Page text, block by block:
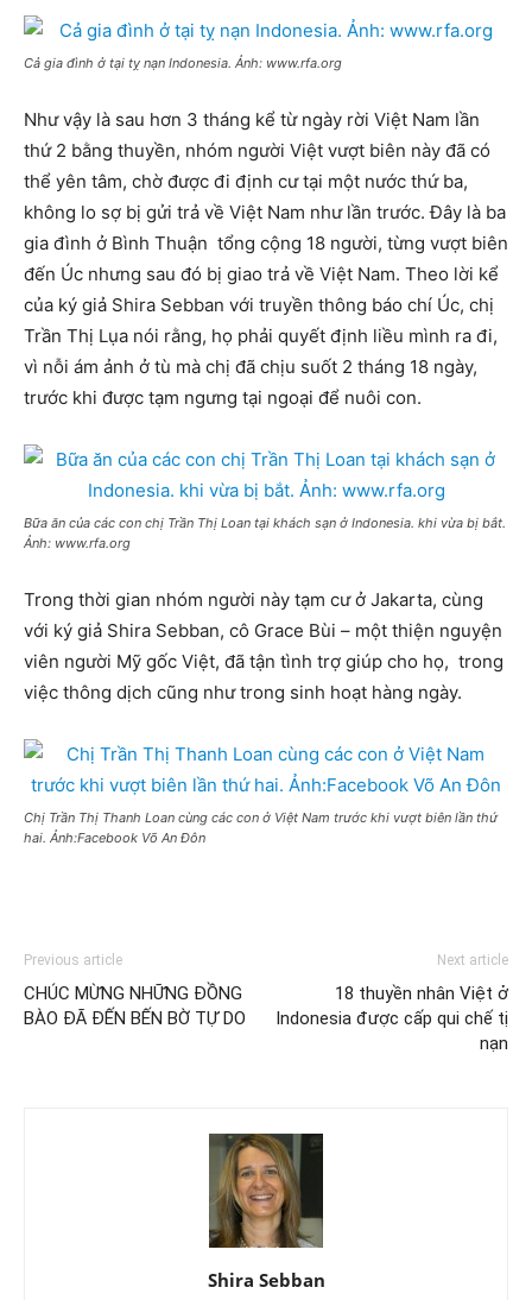
Cả gia đình ở tại tỵ nạn Indonesia. Ảnh: www.rfa.org
Như vậy là sau hơn 3 tháng kể từ ngày rời Việt Nam lần
thứ 2 bằng thuyền, nhóm người Việt vượt biên này đã có
thể yên tâm, chờ được đi định cư tại một nước thứ ba,
không lo sợ bị gửi trả về Việt Nam như lần trước. Đây là ba
gia đình ở Bình Thuận tổng cộng 18 người, từng vượt biên
đến Úc nhưng sau đó bị giao trả về Việt Nam. Theo lời kể
của ký giả Shira Sebban với truyền thông báo chí Úc, chị
Trần Thị Lụa nói rằng, họ phải quyết định liều mình ra đi,
vì nỗi ám ảnh ở tù mà chị đã chịu suốt 2 tháng 18 ngày,
trước khi được tạm ngưng tại ngoại để nuôi con.
Bữa ăn của các con chị Trần Thị Loan tại khách sạn ở Indonesia. khi vừa bị bắt.
Ảnh: www.rfa.org
Trong thời gian nhóm người này tạm cư ở Jakarta, cùng
với ký giả Shira Sebban, cô Grace Bùi – một thiện nguyện
viên người Mỹ gốc Việt, đã tận tình trợ giúp cho họ, trong
việc thông dịch cũng như trong sinh hoạt hàng ngày.
Chị Trần Thị Thanh Loan cùng các con ở Việt Nam trước khi vượt biên lần thứ
hai. Ảnh:Facebook Võ An Đôn
Previous article
CHÚC MỪNG NHỮNG ĐỒNG
BÀO ĐÃ ĐẾN BẾN BỜ TỰ DO
Next article
18 thuyền nhân Việt ở
Indonesia được cấp qui chế tị
nạn
Shira Sebban